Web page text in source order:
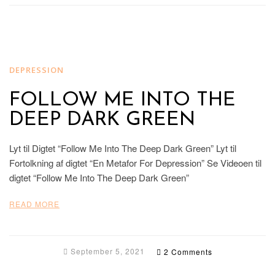
DEPRESSION
FOLLOW ME INTO THE
DEEP DARK GREEN
Lyt til Digtet “Follow Me Into The Deep Dark Green” Lyt til
Fortolkning af digtet “En Metafor For Depression” Se Videoen til
digtet “Follow Me Into The Deep Dark Green”
READ MORE
September 5, 2021 2 Comments